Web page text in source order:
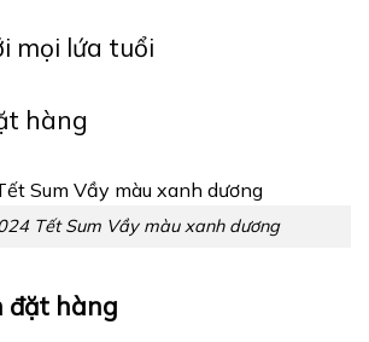
mọi lứa tuổi
hàng
Tết Sum Vầy màu xanh dương
đặt hàng